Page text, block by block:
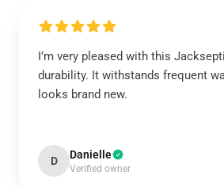
I’m very pleased with this
durability. It withstands frequent
looks brand new.
D Danielle
Verified owner